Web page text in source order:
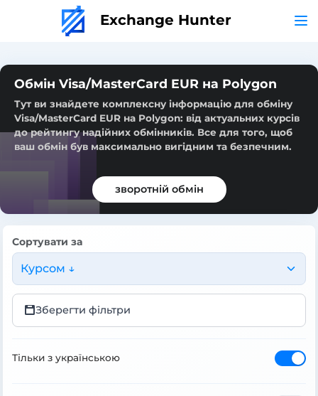
Exchange Hunter
Обмін Visa/MasterCard EUR на Polygon
Тут ви знайдете комплексну інформацію для обміну
Visa/MasterCard EUR на Polygon: від актуальних курсів
до рейтингу надійних обмінників. Все для того, щоб
ваш обмін був максимально вигідним та безпечним.
зворотній обмін
Сортувати за
Курсом ↓
Зберегти фільтри
Тільки з українською